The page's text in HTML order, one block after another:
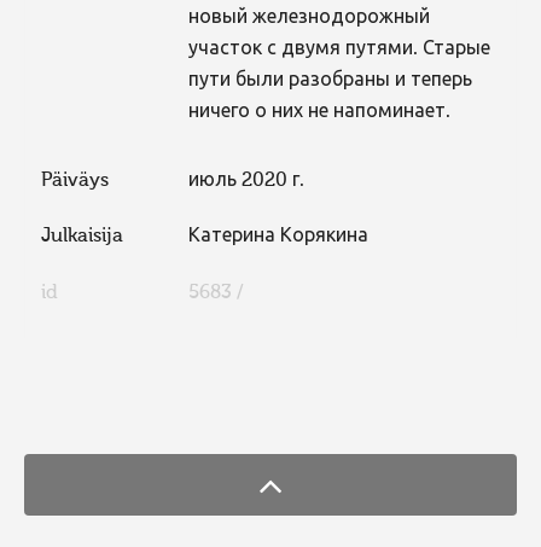
новый железнодорожный
участок с двумя путями. Старые
пути были разобраны и теперь
ничего о них не напоминает.
Päiväys июль 2020 г.
Julkaisija Катерина Корякина
id 5683 /